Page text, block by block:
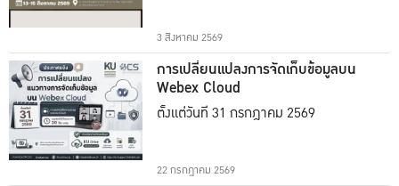
3 สิงหาคม 2569
การเปลี่ยนแปลงการจัดเก็บข้อมูลบน
Webex Cloud
ตั้งแต่วันที่ 31 กรกฎาคม 2569
22 กรกฎาคม 2569